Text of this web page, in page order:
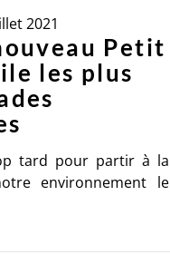
2021
Petit
les plus
tard pour partir à la
environnement le